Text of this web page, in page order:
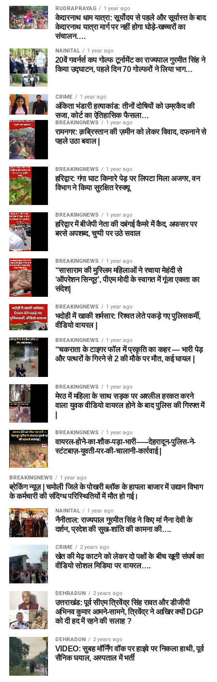
RUDRAPRAYAG 1 year ago
केदारनाथ धाम यात्रा: सूर्योदय से पहले और सूर्यास्त के बाद
केदारनाथ यात्रा मार्ग पर नहीं होगा घोड़े-खच्चरों का
संचालन….
NAINITAL 1 year ago
20वें गवर्नर्स कप गोल्फ टूर्नामेंट का राज्यपाल गुरमीत सिंह ने
किया उद्घाटन, पहले दिन 70 गोल्फरों ने लिया भाग…
CRIME 1 year ago
अंकिता भंडारी हत्याकांड: तीनों दोषियों को उम्रकैद की
सजा, कोर्ट का ऐतिहासिक फैसला…
BREAKINGNEWS 1 year ago
रामनगर: क़ब्रिस्तान की ज़मीन को लेकर विवाद, दफनाने से
पहले उठा बवाल |
BREAKINGNEWS 1 year ago
हरिद्वार: गंगा घाट किनारे पेड़ पर लिपटा मिला अजगर, वन
विभाग ने किया सुरक्षित रेस्क्यू
BREAKINGNEWS 1 year ago
हरिद्वार में बीजेपी नेता की दबंगई कैमरे में कैद, अफसर पर
बरसे अपशब्द, चुप्पी पर उठे सवाल
BREAKINGNEWS 1 year ago
“सासाराम की मुस्लिम महिलाओं ने रचाया मेहंदी से
‘ऑपरेशन सिन्दूर’, पीएम मोदी के स्वागत में गूंजा एकता का
संदेश|
BREAKINGNEWS 1 year ago
भदोही में खाकी शर्मसार: रिश्वत लेते पकड़े गए पुलिसकर्मी,
वीडियो वायरल |
BREAKINGNEWS 1 year ago
“चकराता के टाइगर फॉल में प्रकृति का कहर — भारी पेड़
और पत्थरों के गिरने से 2 की मौके पर मौत, कई घायल |
BREAKINGNEWS 1 year ago
मेरठ में महिला के साथ सड़क पर अश्लील हरकत करने
वाला युवक वीडियो वायरल होने के बाद पुलिस की गिरफ्त में
BREAKINGNEWS 1 year ago
वायरल-होने-का-शौक-पड़ा-भारी-—-देहरादून-पुलिस-ने-
स्टंटबाज़-युवती-पर-की-चालानी-कार्रवाई |
BREAKINGNEWS 1 year ago
ब्रेकिंग न्यूज़ | चमोली जिले के पोखरी ब्लॉक के हापला बाजार में उद्यान विभाग
के कर्मचारी की संदिग्ध परिस्थितियों में मौत हो गई।
NAINITAL 1 year ago
नैनीताल: राज्यपाल गुरमीत सिंह ने किए मां नैना देवी के
दर्शन, प्रदेश की सुख-शांति की कामना की….
CRIME 2 years ago
खेत की मेढ़ काटने को लेकर दो पक्षों के बीच खूनी संघर्ष का
वीडियो सोशल मिडिया पर वायरल….
DEHRADUN 2 years ago
उत्तराखंड: पूर्व सीएम त्रिवेंद्र सिंह रावत और डीजीपी
अभिनव कुमार आमने-सामने, त्रिवेंद्र ने आखिर क्यों DGP
को दी हद में रहने की सलाह ?
DEHRADUN 2 years ago
VIDEO: सुबह मॉर्निंग वॉक पर हाइवे पर निकला हाथी, पूर्व
सैनिक घयाल, अस्पताल में भर्ती